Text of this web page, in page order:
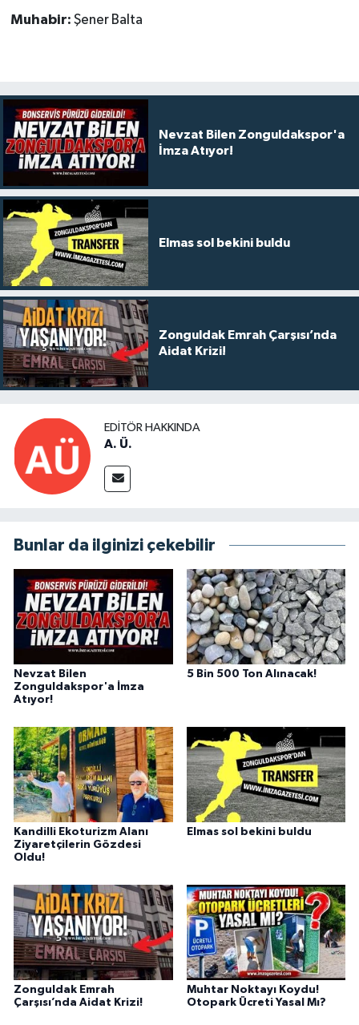
Muhabir: Şener Balta
Nevzat Bilen Zonguldakspor'a
İmza Atıyor!
Elmas sol bekini buldu
Zonguldak Emrah Çarşısı’nda
Aidat Krizi!
EDITÖR HAKKINDA
A. Ü.
Bunlar da ilginizi çekebilir
Nevzat Bilen
Zonguldakspor'a İmza
Atıyor!
5 Bin 500 Ton Alınacak!
Kandilli Ekoturizm Alanı
Ziyaretçilerin Gözdesi
Oldu!
Elmas sol bekini buldu
Zonguldak Emrah
Çarşısı’nda Aidat Krizi!
Muhtar Noktayı Koydu!
Otopark Ücreti Yasal Mı?